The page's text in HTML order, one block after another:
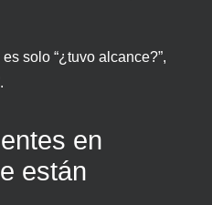
solo “¿tuvo alcance?”,
en
están